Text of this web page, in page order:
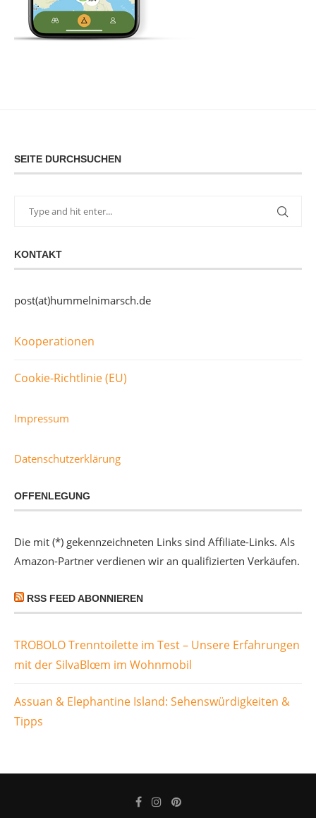
SEITE DURCHSUCHEN
KONTAKT
post(at)hummelnimarsch.de
Kooperationen
Cookie-Richtlinie (EU)
Impressum
Datenschutzerklärung
OFFENLEGUNG
Die mit (*) gekennzeichneten Links sind Affiliate-Links. Als
Amazon-Partner verdienen wir an qualifizierten Verkäufen.
RSS FEED ABONNIEREN
TROBOLO Trenntoilette im Test – Unsere Erfahrungen
mit der SilvaBlœm im Wohnmobil
Assuan & Elephantine Island: Sehenswürdigkeiten &
Tipps